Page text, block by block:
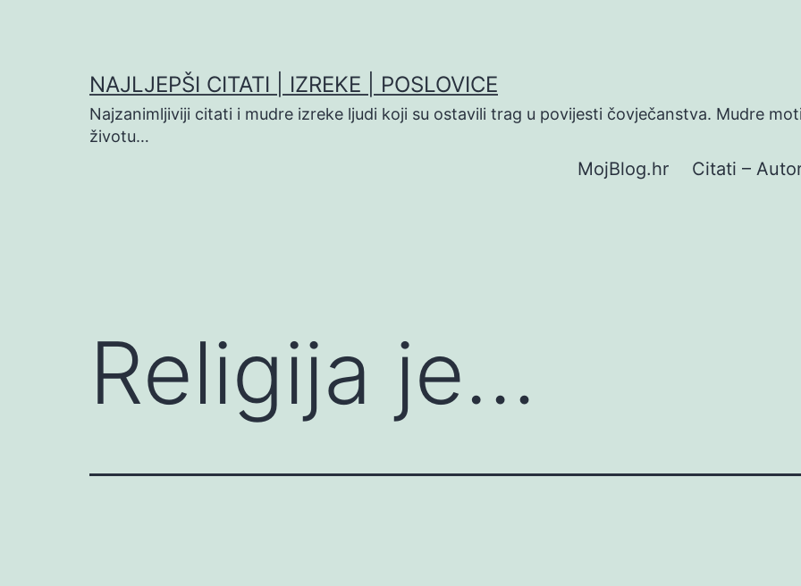
NAJLJEPŠI CITATI | IZREKE | POSLOVICE
Najzanimljiviji citati i mudre izreke ljudi koji su ostavili trag u povijesti čovječanstva. Mudre
životu…
MojBlog.hr Citati –
Religija je…